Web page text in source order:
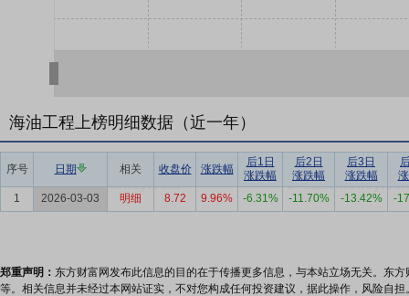
海油工程上榜明细数据（近一年）
序号 日期 相关 收盘价 涨跌幅
后1日
涨跌幅
后2日
涨跌幅
后3日
涨跌幅
1
2026-03-03 明细 8.72 9.96% -6.31% -11.70% -13.42% -
郑重声明： 东方财富网发布此信息的目的在于传播更多信息，与本站立场无关。东
等。相关信息并未经过本网站证实，不对您构成任何投资建议，据此操作，风险自担